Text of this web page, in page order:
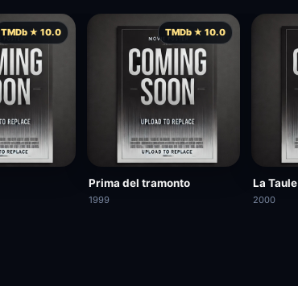
TMDb ★ 10.0 TMDb ★ 10.0
Prima del tramonto
1999
La Taule
2000